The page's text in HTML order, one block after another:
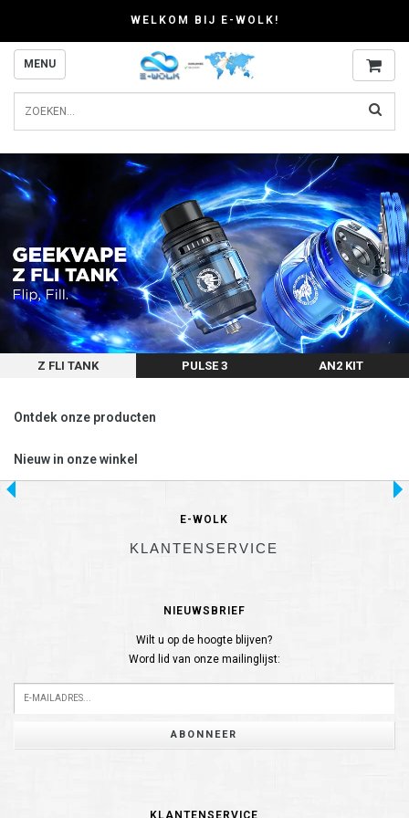
WELKOM BIJ E-WOLK!
MENU
Z FLI TANK PULSE 3 AN2 KIT
Ontdek onze producten
Nieuw in onze winkel
E-WOLK
KLANTENSERVICE
NIEUWSBRIEF
Wilt u op de hoogte blijven?
Word lid van onze mailinglijst:
ABONNEER
KLANTENSERVICE